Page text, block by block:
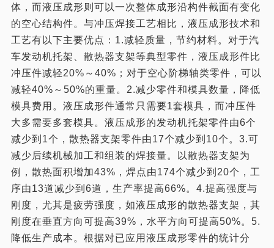
体，而液压成形则可以一次整体成形沿构件截面有变化
的空心结构件。与冲压焊接工艺相比，液压成形技术和
工艺有以下主要优点：1.减轻质量，节约材料。对于汽
车发动机托架、散热器支架等典型零件，液压成形件比
冲压件减轻20%～40%；对于空心阶梯轴类零件，可以
减轻40%～50%的重量。2.减少零件和模具数量，降低
模具费用。液压成形件通常只需要1套模具，而冲压件
大多需要多套模具。液压成形的发动机托架零件由6个
减少到1个，散热器支架零件由17个减少到10个。3.可
减少后续机械加工和组装的焊接量。以散热器支架为
例，散热面积增加43%，焊点由174个减少到20个，工
序由13道减少到6道，生产率提高66%。4.提高强度与
刚度，尤其是疲劳强度，如液压成形的散热器支架，其
刚度在垂直方向可提高39%，水平方向可提高50%。5.
降低生产成本。根据对已应用液压成形零件的统计分